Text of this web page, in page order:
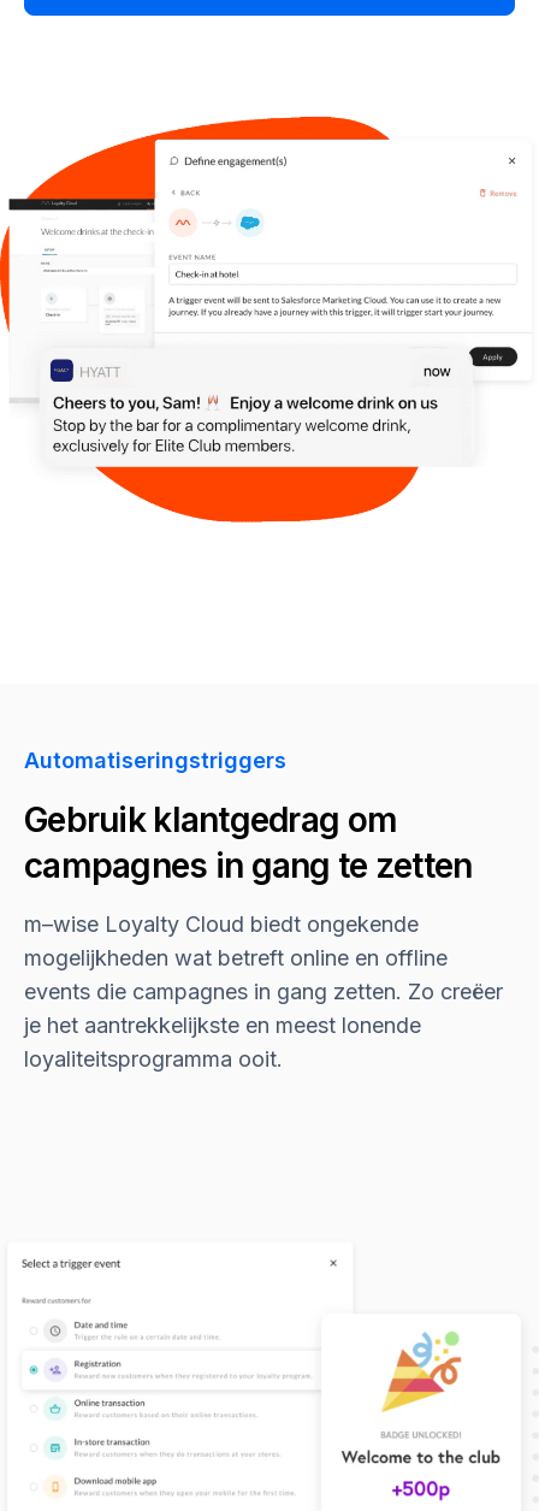
Automatiseringstriggers
Gebruik klantgedrag om
campagnes in gang te zetten
m–wise Loyalty Cloud biedt ongekende
mogelijkheden wat betreft online en offline
events die campagnes in gang zetten. Zo creëer
je het aantrekkelijkste en meest lonende
loyaliteitsprogramma ooit.